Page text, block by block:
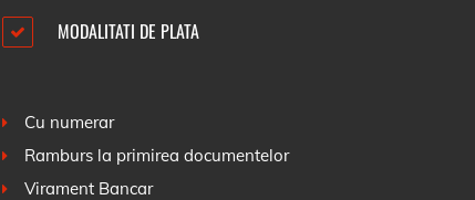
MODALITATI DE PLATA
Cu numerar
Ramburs la primirea documentelor
Virament Bancar